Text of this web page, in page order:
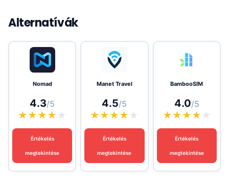
Alternatívák
Nomad
4.3/5
★★★★ ★
Értékelés
megtekintése
Manet Travel
4.5/5
★★★★ ★
Értékelés
megtekintése
BambooSIM
4.0/5
★★★★ ★
Értékelés
megtekintése